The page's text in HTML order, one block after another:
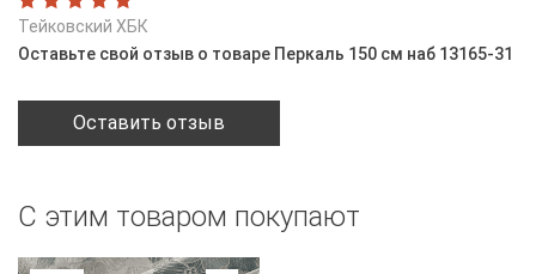
Тейковский ХБК
Оставьте свой отзыв о товаре Перкаль 150 см наб 13165-31
Оставить отзыв
С этим товаром покупают